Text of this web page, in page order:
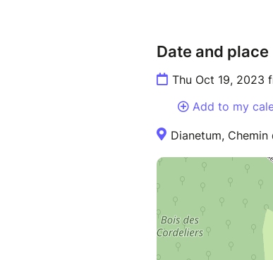
Date and place
Thu Oct 19, 2023
Add to my
Dianetum,